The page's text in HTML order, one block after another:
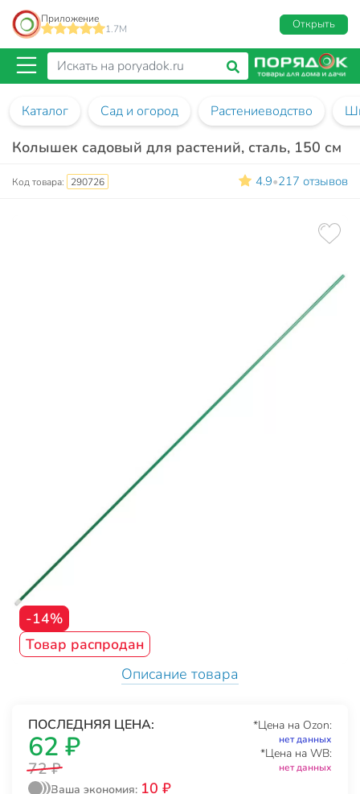
Приложение
1.7M
Открыть
Каталог Сад и огород Растениеводство
Колышек садовый для растений, сталь, 150 см
Код товара: 290726 4.9•217 отзывов
-14%
Товар распродан
Описание товара
ПОСЛЕДНЯЯ ЦЕНА:
62 ₽
72 ₽
*Цена на Ozon:
нет данных
*Цена на WB:
нет данных
Ваша экономия: 10 ₽